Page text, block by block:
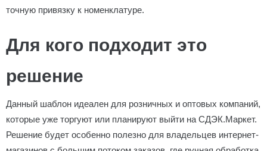
точную привязку к номенклатуре.
Для кого подходит это
решение
Данный шаблон идеален для розничных и оптовых компаний,
которые уже торгуют или планируют выйти на СДЭК.Маркет.
Решение будет особенно полезно для владельцев интернет-